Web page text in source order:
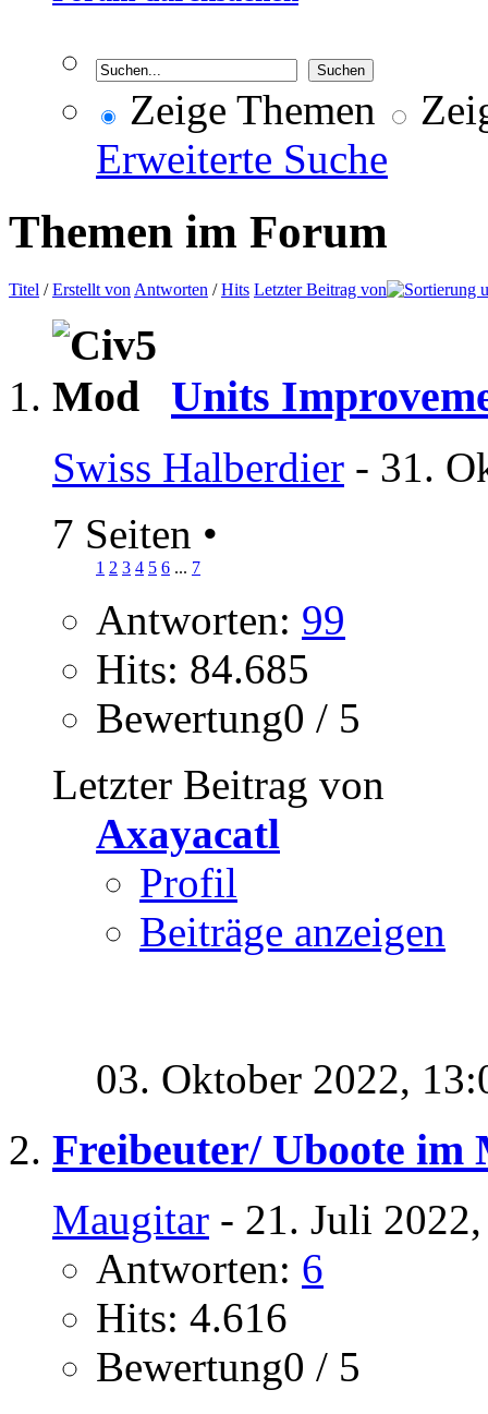
Zeige Themen
Erweiterte Suche
Themen im Forum
Titel /Erstellt von Antworten /Hits Letzter Beitrag von
Units
Swiss Halberdier - 31.
7 Seiten •
1 2 3 4 5 6 ... 7
Antworten: 99
Hits: 84.685
Bewertung0 / 5
Letzter Beitrag von
Axayacatl
Profil
Beiträge anzeigen
03. Oktober 2022,
Freibeuter/ Uboote
Maugitar - 21. Juli
Antworten: 6
Hits: 4.616
Bewertung0 / 5